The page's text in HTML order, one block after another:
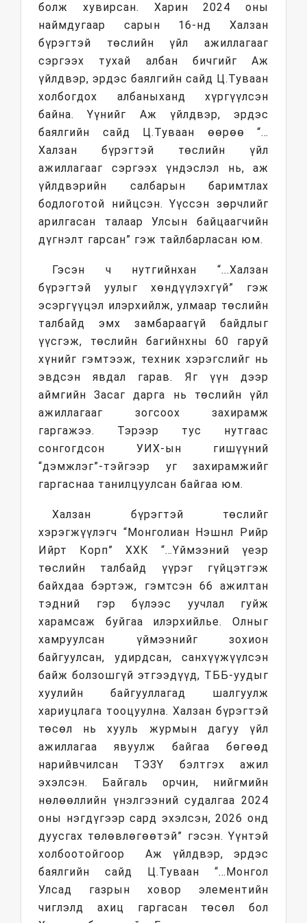
болж хувирсан. Харин 2024 оны
наймдугаар сарын 16-нд Халзан
бүрэгтэй төслийн үйл ажиллагааг
сэргээх тухай албан бичгийг Аж
үйлдвэр, эрдэс баялгийн сайд Ц.Туваан
холбогдох албаныханд хүргүүлсэн
байна. Үүнийг Аж үйлдвэр, эрдэс
баялгийн сайд Ц.Туваан өөрөө “…
Халзан бүрэгтэй төслийн үйл
ажиллагааг сэргээх үндэслэл нь, аж
үйлдвэрийн салбарын баримтлах
бодлоготой нийцсэн. Үүссэн зөрчлийг
арилгасан талаар Улсын байцаагчийн
дүгнэлт гарсан” гэж тайлбарласан юм.
Гэсэн ч нутгийнхан “...Халзан
бүрэгтэй уулыг хөндүүлэхгүй” гэж
эсэргүүцэл илэрхийлж, улмаар төслийн
талбайд эмх замбараагүй байдлыг
үүсгэж, төслийн багийнхны 60 гаруй
хүнийг гэмтээж, техник хэрэгслийг нь
эвдсэн явдал гарав. Яг үүн дээр
аймгийн Засаг дарга нь төслийн үйл
ажиллагааг зогсоох захирамж
гаргажээ. Тэрээр тус нутгаас
сонгогдсон УИХ-ын гишүүний
“дэмжлэг”-тэйгээр уг захирамжийг
гаргаснаа танилцуулсан байгаа юм.
Халзан бүрэгтэй төслийг
хэрэгжүүлэгч “Монголиан Нэшнл Рийр
Ийрт Корп” ХХК “…Үймээний үеэр
төслийн талбайд үүрэг гүйцэтгэж
байхдаа бэртэж, гэмтсэн 66 ажилтан
тэдний гэр бүлээс уучлал гуйж
харамсаж буйгаа илэрхийлье. Олныг
хамруулсан үймээнийг зохион
байгуулсан, удирдсан, санхүүжүүлсэн
байж болзошгүй этгээдүүд, ТББ-уудыг
хуулийн байгууллагад шалгуулж
хариуцлага тооцуулна. Халзан бүрэгтэй
төсөл нь хууль журмын дагуу үйл
ажиллагаа явуулж байгаа бөгөөд
нарийвчилсан ТЭЗҮ бэлтгэх ажил
эхэлсэн. Байгаль орчин, нийгмийн
нөлөөллийн үнэлгээний судалгаа 2024
оны нэгдүгээр сард эхэлсэн, 2026 онд
дуусгах төлөвлөгөөтэй” гэсэн. Үүнтэй
холбоотойгоор Аж үйлдвэр, эрдэс
баялгийн сайд Ц.Туваан “…Монгол
Улсад газрын ховор элементийн
чиглэлд ахиц гаргасан төсөл бол